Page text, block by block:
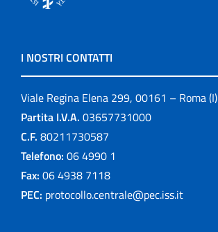
I NOSTRI CONTATTI
Viale Regina Elena 299, 00161 – Roma (I)
Partita I.V.A. 03657731000
C.F. 80211730587
Telefono: 06 4990 1
Fax: 06 4938 7118
PEC: protocollo.centrale@pec.iss.it